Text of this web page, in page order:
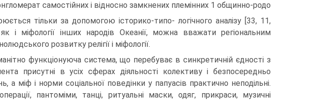
само­стійних і відносно замкнених племінних 1 общинно-родо­
тільки за допомогою історико-типо- логічного аналізу [33, 11,
і міфології інших народів Океанії, можна вважати регіональним
розвитку релігії і міфології.
функціонуюча система, що пе­ребуває в синкретичній єдності з
при­сутні в усіх сферах діяльності колективу і безпосередньо
а міф і норми соціальної поведінки у папуасів практично неподільні.
пантоміми, танці, ритуаль­ні маски, одяг, прикраси, музичні